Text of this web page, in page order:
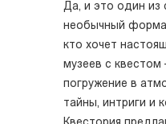
Да, и это один из
необычный
кто хочет
музеев с квестом
погружение в
тайны, интриги и